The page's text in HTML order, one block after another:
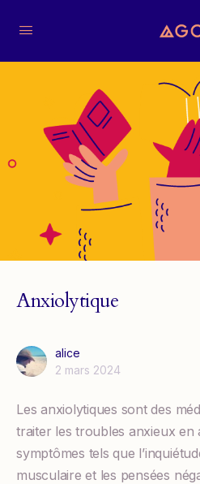
Anxiolytique
alice
2 mars 2024
Les anxiolytiques sont des
traiter les troubles anxieux en
symptômes tels que
musculaire et les pensées